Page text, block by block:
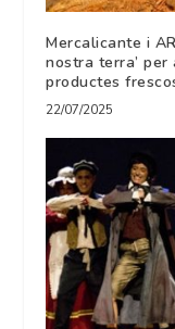
Mercalicante i
nostra terra’
productes
22/07/2025